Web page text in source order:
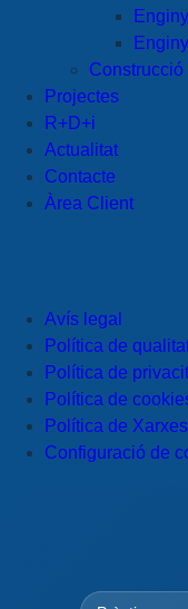
Construcció
Projectes
R+D+i
Actualitat
Contacte
Àrea Client
Avís legal
Política de
Política de
Política de
Política de
Configuració de